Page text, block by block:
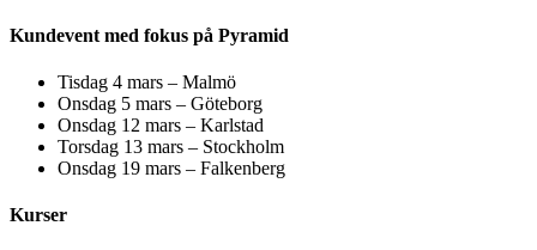
Kundevent med fokus på Pyramid
Tisdag 4 mars – Malmö
Onsdag 5 mars – Göteborg
Onsdag 12 mars – Karlstad
Torsdag 13 mars – Stockholm
Onsdag 19 mars – Falkenberg
Kurser